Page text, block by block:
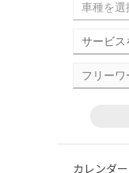
カレンダー